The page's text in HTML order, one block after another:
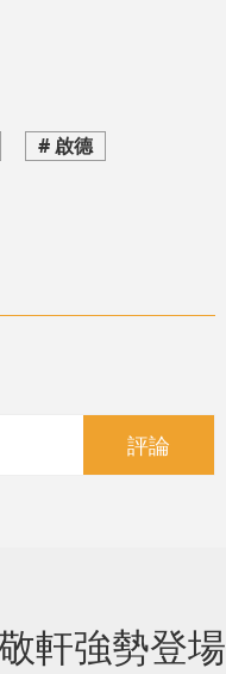
# 啟德
評論
軒強勢登場